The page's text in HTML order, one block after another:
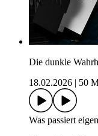
Die dunkle
18.02.2026
50
Was passiert